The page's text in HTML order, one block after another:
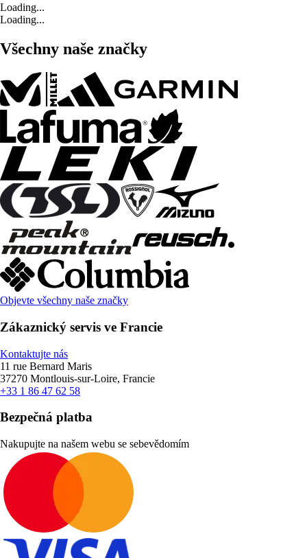
Loading...
Loading...
Všechny naše značky
Objevte všechny naše značky
Zákaznický servis ve Francie
Kontaktujte nás
11 rue Bernard Maris
37270 Montlouis-sur-Loire, Francie
+33 1 86 47 62 58
Bezpečná platba
Nakupujte na našem webu se sebevědomím